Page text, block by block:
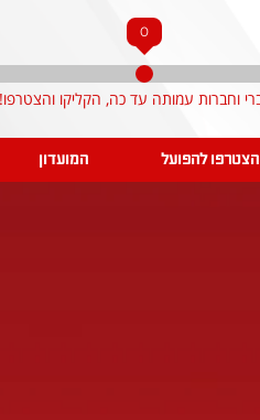
0
הצטרפו להפועל המועדון